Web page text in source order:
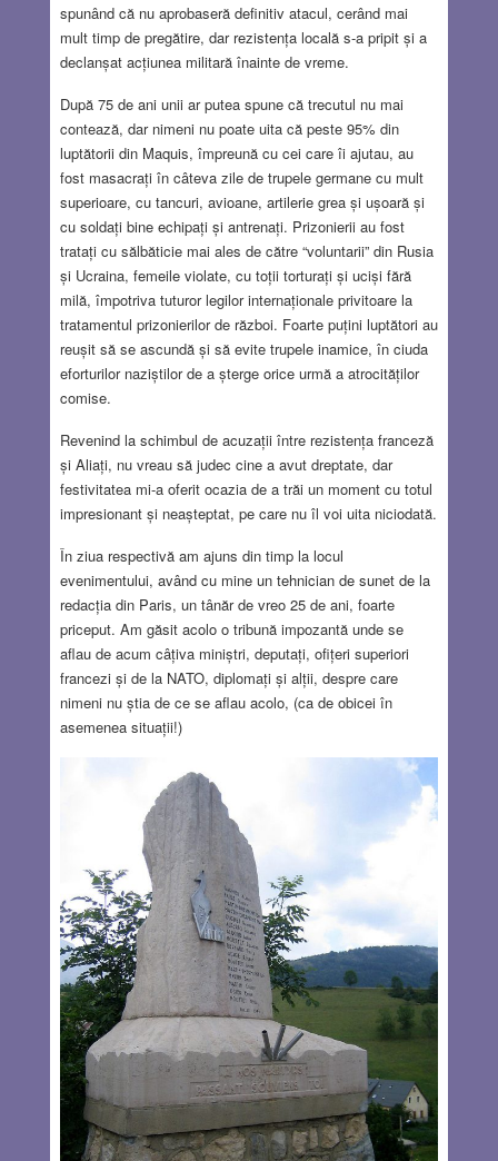
spunând că nu aprobaseră definitiv atacul, cerând mai
mult timp de pregătire, dar rezistența locală s-a pripit și a
declanșat acțiunea militară înainte de vreme.
După 75 de ani unii ar putea spune că trecutul nu mai
contează, dar nimeni nu poate uita că peste 95% din
luptătorii din Maquis, împreună cu cei care îi ajutau, au
fost masacrați în câteva zile de trupele germane cu mult
superioare, cu tancuri, avioane, artilerie grea și ușoară și
cu soldați bine echipați și antrenați. Prizonierii au fost
tratați cu sălbăticie mai ales de către “voluntarii” din Rusia
și Ucraina, femeile violate, cu toții torturați și uciși fără
milă, împotriva tuturor legilor internaționale privitoare la
tratamentul prizonierilor de război. Foarte puțini luptători au
reușit să se ascundă și să evite trupele inamice, în ciuda
eforturilor naziștilor de a șterge orice urmă a atrocităților
comise.
Revenind la schimbul de acuzații între rezistența franceză
și Aliați, nu vreau să judec cine a avut dreptate, dar
festivitatea mi-a oferit ocazia de a trăi un moment cu totul
impresionant și neașteptat, pe care nu îl voi uita niciodată.
În ziua respectivă am ajuns din timp la locul
evenimentului, având cu mine un tehnician de sunet de la
redacția din Paris, un tânăr de vreo 25 de ani, foarte
priceput. Am găsit acolo o tribună impozantă unde se
aflau de acum câțiva miniștri, deputați, ofițeri superiori
francezi și de la NATO, diplomați și alții, despre care
nimeni nu știa de ce se aflau acolo, (ca de obicei în
asemenea situații!)